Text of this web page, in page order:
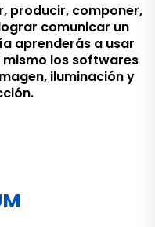
producir, componer,
comunicar un
aprenderás a usar
los softwares
iluminación y